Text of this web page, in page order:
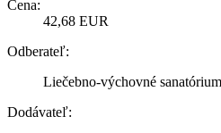
Cena:
42,68 EUR
Odberateľ:
Liečebno-výchovné sanatórium
Dodávateľ: